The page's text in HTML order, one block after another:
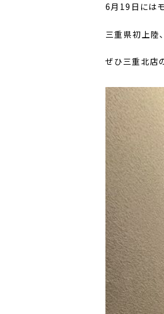
6月19日には
三重県初上陸
ぜひ三重北店